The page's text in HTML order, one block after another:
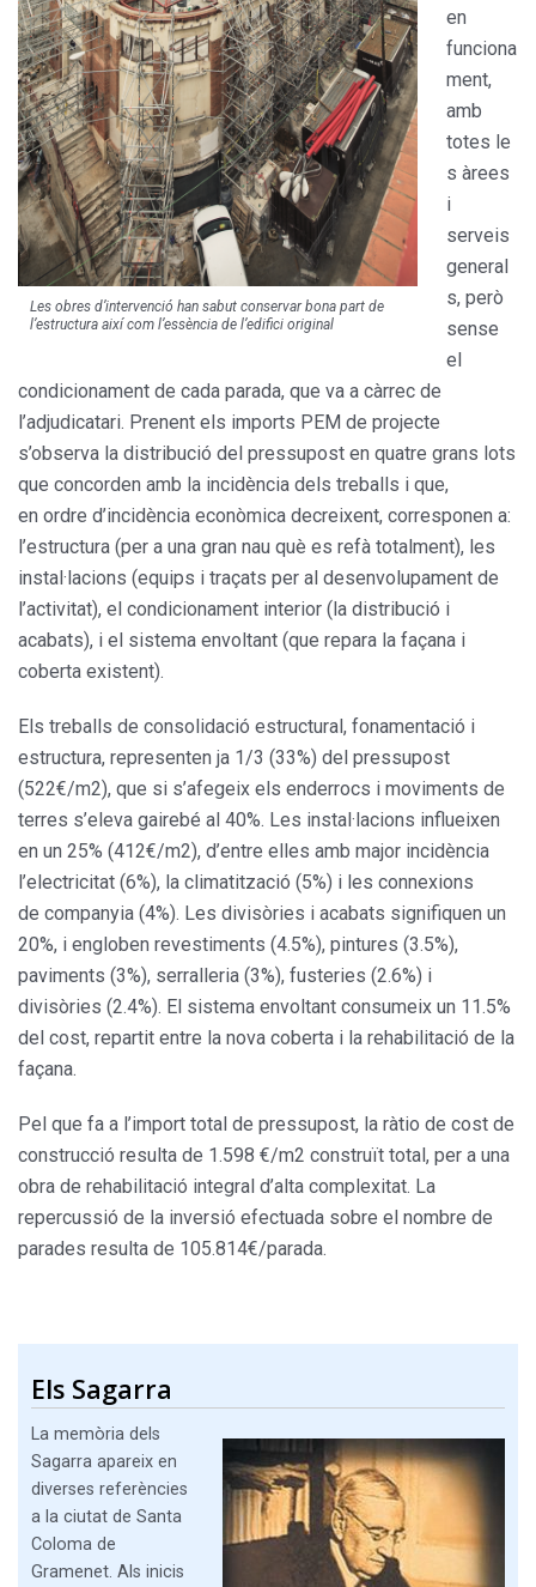
Les obres d’intervenció han sabut conservar bona part de
l’estructura així com l’essència de l’edifici original
en
funciona
ment,
amb
totes le
s àrees
i
serveis
general
s, però
sense
el
condicionament de cada parada, que va a càrrec de
l’adjudicatari. Prenent els imports PEM de projecte
s’observa la distribució del pressupost en quatre grans lots
que concorden amb la incidència dels treballs i que,
en ordre d’incidència econòmica decreixent, corresponen a:
l’estructura (per a una gran nau què es refà totalment), les
instal·lacions (equips i traçats per al desenvolupament de
l’activitat), el condicionament interior (la distribució i
acabats), i el sistema envoltant (que repara la façana i
coberta existent).
Els treballs de consolidació estructural, fonamentació i
estructura, representen ja 1/3 (33%) del pressupost
(522€/m2), que si s’afegeix els enderrocs i moviments de
terres s’eleva gairebé al 40%. Les instal·lacions influeixen
en un 25% (412€/m2), d’entre elles amb major incidència
l’electricitat (6%), la climatització (5%) i les connexions
de companyia (4%). Les divisòries i acabats signifiquen un
20%, i engloben revestiments (4.5%), pintures (3.5%),
paviments (3%), serralleria (3%), fusteries (2.6%) i
divisòries (2.4%). El sistema envoltant consumeix un 11.5%
del cost, repartit entre la nova coberta i la rehabilitació de la
façana.
Pel que fa a l’import total de pressupost, la ràtio de cost de
construcció resulta de 1.598 €/m2 construït total, per a una
obra de rehabilitació integral d’alta complexitat. La
repercussió de la inversió efectuada sobre el nombre de
parades resulta de 105.814€/parada.
Els Sagarra
La memòria dels
Sagarra apareix en
diverses referències
a la ciutat de Santa
Coloma de
Gramenet. Als inicis